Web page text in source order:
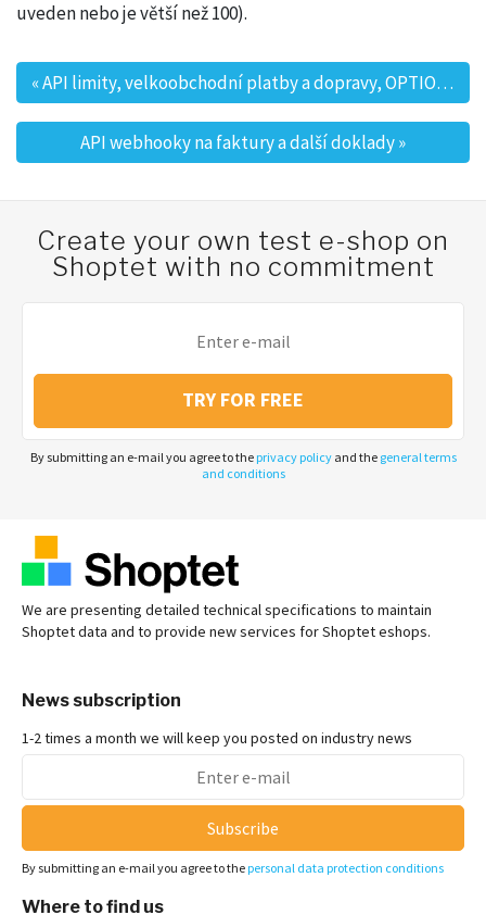
uveden nebo je větší než 100).
Post navigation
«API limity, velkoobchodní platby a dopravy, OPTIONS
API webhooky na faktury a další doklady»
Create your own test e-shop on
Shoptet with no commitment
TRY FOR FREE
By submitting an e-mail you agree to the privacy policyand the general terms
and conditions
We are presenting detailed technical specifications to maintain
Shoptet data and to provide new services for Shoptet eshops.
News subscription
1-2 times a month we will keep you posted on industry news
Subscribe
By submitting an e-mail you agree to the personal data protection conditions
Where to find us